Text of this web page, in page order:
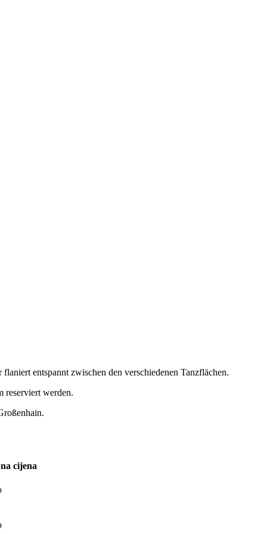
entspannt zwischen den verschiedenen Tanzflächen.
reserviert werden.
cijena